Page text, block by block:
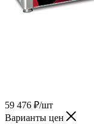
59 476 ₽/шт
Варианты цен